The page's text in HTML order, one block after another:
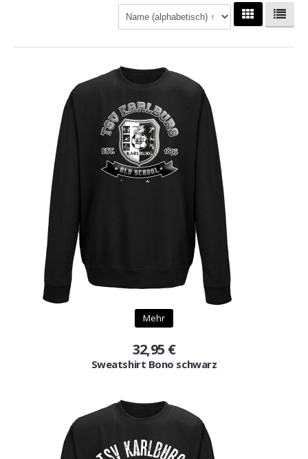
Kochen & Grillen
Aufkleber & Handys & Mousepads
Polo`s & Hemden
Wimpel & Fanschal & Schirme
Kappen & Mützen
Alles fürs Bad
Leinwände und Kissen
Alles für die Kids
Jacken
Long Sleeve & Tank Top
Gutscheine
Mehr
32,95 €
Sweatshirt Bono schwarz